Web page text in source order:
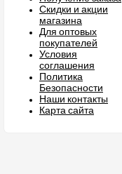
Скидки и акции
магазина
Для оптовых
покупателей
Условия
соглашения
Политика
Безопасности
Наши контакты
Карта сайта